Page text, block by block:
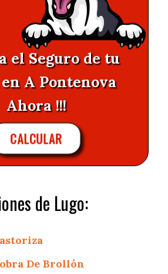
el Seguro de tu
A Pontenova
Ahora !!!
CALCULAR
de Lugo:
De Brollón